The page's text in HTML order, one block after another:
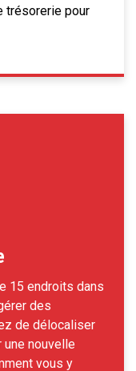
trésorerie pour
15 endroits dans
des
de délocaliser
nouvelle
vous y